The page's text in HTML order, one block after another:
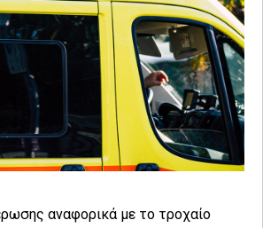
αναφορικά με το τροχαίο